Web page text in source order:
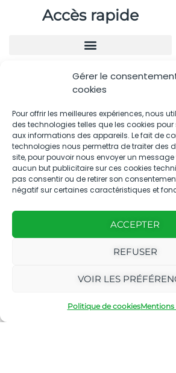
Gérer le
cookies
Pour offrir les meilleures expériences, nous
des technologies telles que les cookies
aux informations des appareils. Le fait de
technologies nous permettra de traiter des
site, pour pouvoir nous envoyer un
aucun but publicitaire sur ces cookies
pas consentir ou de retirer son
négatif sur certaines caractéristiques et
ACCEPTER
REFUSER
VOIR LES
Politique de cookiesMentions
Accès rapide
Nous contacter
04.88.08.75.28
contactBT@bleu-tomate.fr
Kit média
Kit média Bleu Tomate
Nous suivre